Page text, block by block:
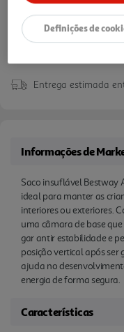
Entrega estimada
Informações de
Saco insuflável Bestway
ideal para manter as
interiores ou exteriores.
uma câmara de base
gar antir estabilidade e
posição vertical após ser
ajuda no
energia de forma segura.
Características
Definições de